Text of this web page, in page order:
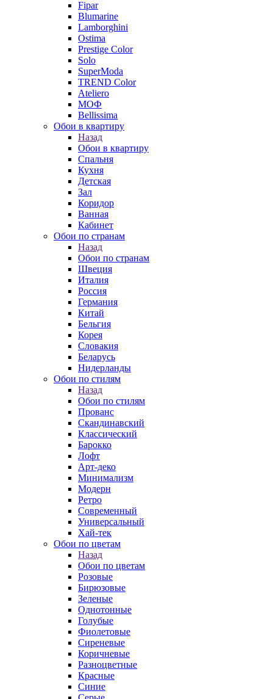
Fipar
Blumarine
Lamborghini
Ostima
Prestige Color
Solo
SuperModa
TREND Color
Ateliero
МОФ
Bellissima
Обои в квартиру
Назад
Обои в квартиру
Спальня
Кухня
Детская
Зал
Коридор
Ванная
Кабинет
Обои по странам
Назад
Обои по странам
Швеция
Италия
Россия
Германия
Китай
Бельгия
Корея
Словакия
Беларусь
Нидерланды
Обои по стилям
Назад
Обои по стилям
Прованс
Скандинавский
Классический
Барокко
Лофт
Арт-деко
Минимализм
Модерн
Ретро
Современный
Универсальный
Хай-тек
Обои по цветам
Назад
Обои по цветам
Розовые
Бирюзовые
Зеленые
Однотонные
Голубые
Фиолетовые
Сиреневые
Коричневые
Разноцветные
Красные
Синие